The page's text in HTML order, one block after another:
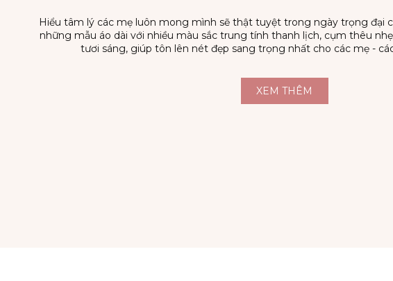
Hiểu tâm lý các mẹ luôn mong mình sẽ thật tuyệt trong ngày trọng đại
những mẫu áo dài với nhiều màu sắc trung tính thanh lịch, cụm thêu
tươi sáng, giúp tôn lên nét đẹp sang trọng nhất cho các mẹ -
XEM THÊM